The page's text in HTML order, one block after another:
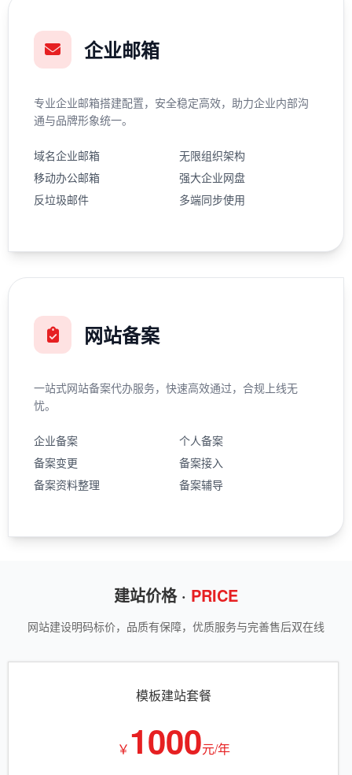
企业邮箱
专业企业邮箱搭建配置，安全稳定高效，助力企业内部沟
通与品牌形象统一。
域名企业邮箱
无限组织架构
移动办公邮箱
强大企业网盘
反垃圾邮件
多端同步使用
网站备案
一站式网站备案代办服务，快速高效通过，合规上线无
忧。
企业备案
个人备案
备案变更
备案接入
备案资料整理
备案辅导
建站价格 · PRICE
网站建设明码标价，品质有保障，优质服务与完善售后双在线
模板建站套餐
￥ 1000元/年